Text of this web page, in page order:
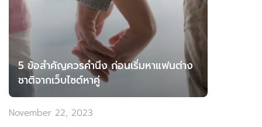
5 ข้อสำคัญควรคำนึง ก่อนเริ่มหาแฟนต่าง
ชาติจากเว็บไซต์หาคู่
November 22, 2023